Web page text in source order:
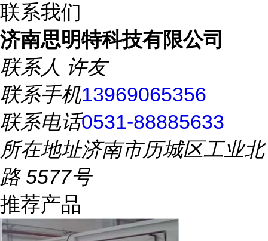
联系我们
济南思明特科技有限公司
联系人 许友
联系手机13969065356
联系电话0531-88885633
所在地址济南市历城区工业北
路 5577号
推荐产品